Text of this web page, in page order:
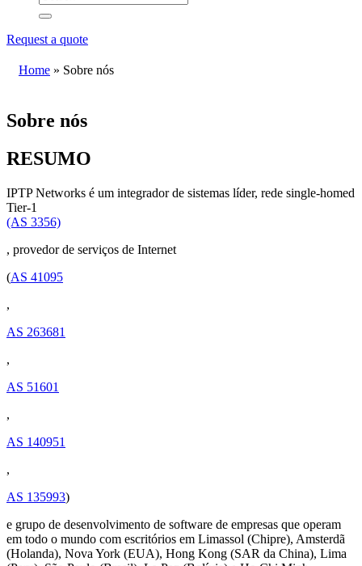
Request a quote
Home » Sobre nós
Sobre nós
RESUMO
IPTP Networks é um integrador de sistemas líder, rede single-homed
Tier-1
(AS 3356)
, provedor de serviços de Internet
(AS 41095
,
AS 263681
,
AS 51601
,
AS 140951
,
AS 135993)
e grupo de desenvolvimento de software de empresas que operam
em todo o mundo com escritórios em Limassol (Chipre), Amsterdã
(Holanda), Nova York (EUA), Hong Kong (SAR da China), Lima